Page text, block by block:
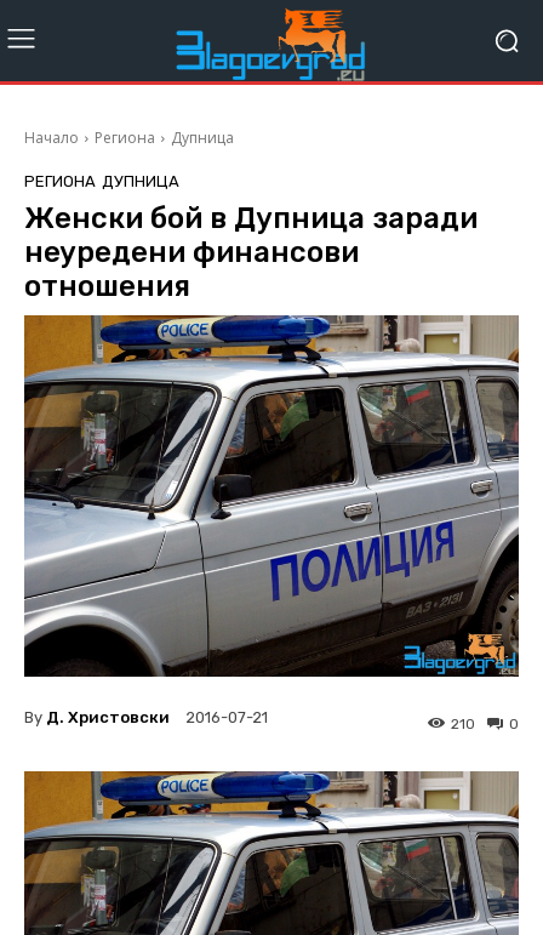
Начало Региона Дупница
РЕГИОНА ДУПНИЦА
Женски бой в Дупница заради
неуредени финансови
отношения
By Д. Христовски 2016-07-21 0
210